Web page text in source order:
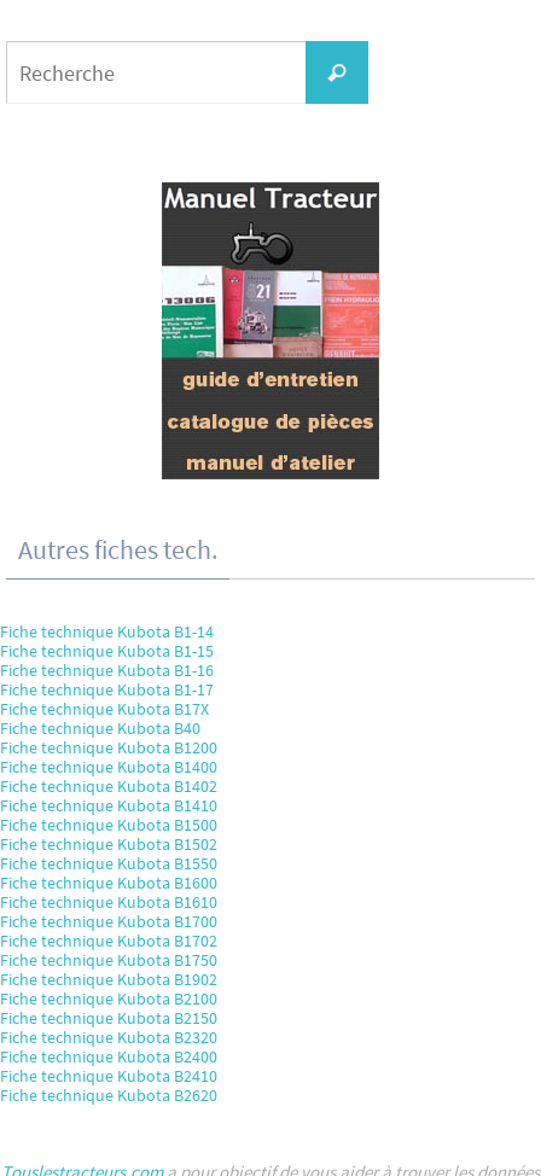
Recherche
Autres fiches tech.
Fiche technique Kubota B1-14
Fiche technique Kubota B1-15
Fiche technique Kubota B1-16
Fiche technique Kubota B1-17
Fiche technique Kubota B17X
Fiche technique Kubota B40
Fiche technique Kubota B1200
Fiche technique Kubota B1400
Fiche technique Kubota B1402
Fiche technique Kubota B1410
Fiche technique Kubota B1500
Fiche technique Kubota B1502
Fiche technique Kubota B1550
Fiche technique Kubota B1600
Fiche technique Kubota B1610
Fiche technique Kubota B1700
Fiche technique Kubota B1702
Fiche technique Kubota B1750
Fiche technique Kubota B1902
Fiche technique Kubota B2100
Fiche technique Kubota B2150
Fiche technique Kubota B2320
Fiche technique Kubota B2400
Fiche technique Kubota B2410
Fiche technique Kubota B2620